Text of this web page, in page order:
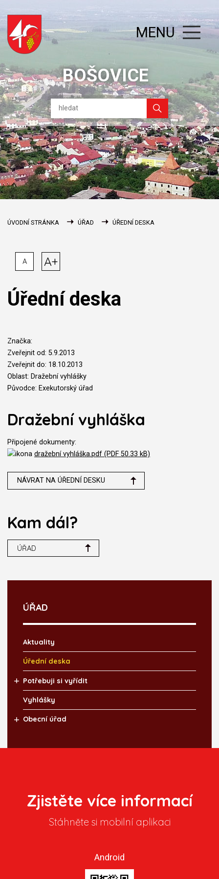
BOŠOVICE
MENU
ÚVODNÍ STRÁNKA ÚŘAD ÚŘEDNÍ DESKA
A A+
Úřední deska
Značka:
Zveřejnit od: 5.9.2013
Zveřejnit do: 18.10.2013
Oblast: Dražební vyhlášky
Původce: Exekutorský úřad
Dražební vyhláška
Připojené dokumenty:
dražební vyhláška.pdf (PDF 50.33 kB)
NÁVRAT NA ÚŘEDNÍ DESKU
Kam dál?
ÚŘAD
ÚŘAD
Aktuality
Úřední deska
Potřebuji si vyřídit
Vyhlášky
Obecní úřad
Zjistěte více informací
Stáhněte si mobilní aplikaci
Android